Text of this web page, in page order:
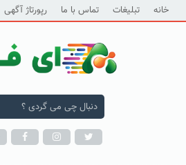
خانه تبلیغات تماس با ما رپورتاژ آگهی